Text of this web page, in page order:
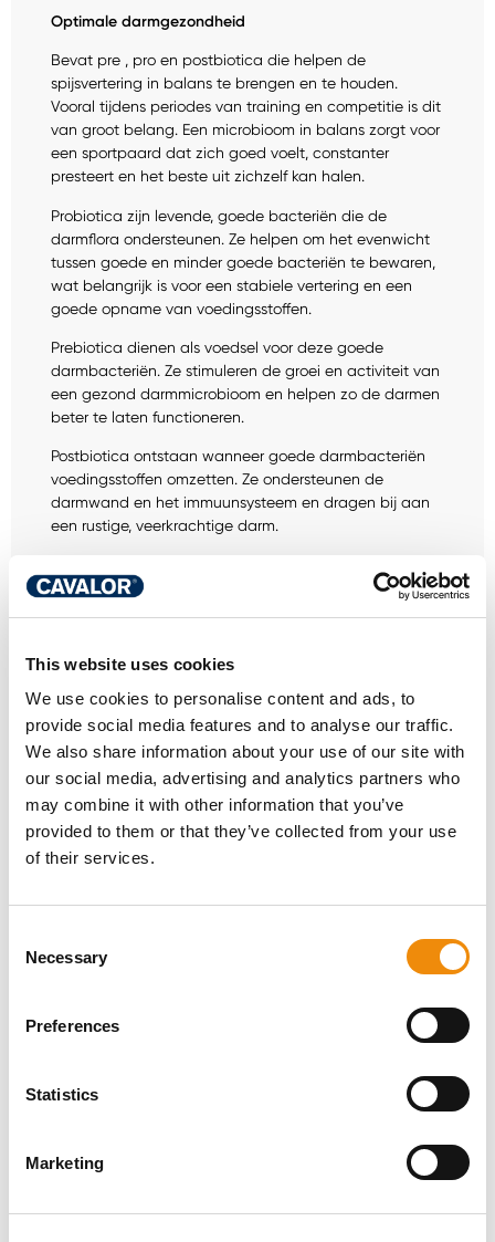
This website uses cookies
We use cookies to personalise content and ads, to
provide social media features and to analyse our traffic.
We also share information about your use of our site with
our social media, advertising and analytics partners who
may combine it with other information that you’ve
provided to them or that they’ve collected from your use
of their services.
Selection
Necessary
Preferences
Statistics
Marketing
Optimale darmgezondheid
Bevat pre , pro en postbiotica die helpen de
spijsvertering in balans te brengen en te houden.
Vooral tijdens periodes van training en competitie is dit
van groot belang. Een microbioom in balans zorgt voor
een sportpaard dat zich goed voelt, constanter
presteert en het beste uit zichzelf kan halen.
Probiotica zijn levende, goede bacteriën die de
darmflora ondersteunen. Ze helpen om het evenwicht
tussen goede en minder goede bacteriën te bewaren,
wat belangrijk is voor een stabiele vertering en een
goede opname van voedingsstoffen.
Prebiotica dienen als voedsel voor deze goede
darmbacteriën. Ze stimuleren de groei en activiteit van
een gezond darmmicrobioom en helpen zo de darmen
beter te laten functioneren.
Postbiotica ontstaan wanneer goede darmbacteriën
voedingsstoffen omzetten. Ze ondersteunen de
darmwand en het immuunsysteem en dragen bij aan
een rustige, veerkrachtige darm.
Hoe zwaarder de inspanning, hoe meer mineralen
van verschillende mineralen in anorganische vormen
bevatten de Cavalor sportvoeders voor high
performance paarden daarom ook gechelateerde
mineralen of chelaten. Deze goed opneembare
mineralen zijn dankzij hun unieke structuur beter
opneembaar dan de anorganische vormen. Dit zorgt
ervoor dat aan de verhoogde behoefte kan worden
voldaan wat essentieel is voor spierkracht, uithouding
en herstel.
technologie worden voedingsstoffen beter verteerbaar
Hoe hoger de verteerbaarheid, hoe efficiënter het
Tijdens het extruderen worden de ingrediënten als het
benutten in het lichaam. Zo verhoogt het extruderen
van ingrediënten de verteerbaarheid van het zetmeel.
Deze zetmeelontsluiting verlaagt het risico dat